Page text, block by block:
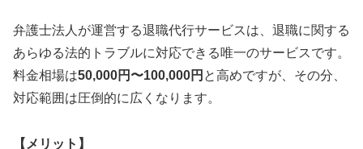
弁護士法人が運営する退職代行サービスは、退職に関する
あらゆる法的トラブルに対応できる唯一のサービスです。
料金相場は50,000円〜100,000円 と高めですが、その分、
対応範囲は圧倒的に広くなります。
【メリット】